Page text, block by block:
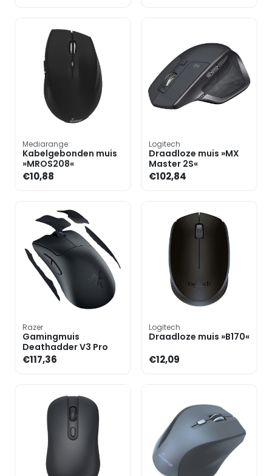
Mediarange
Kabelgebonden muis
»MROS208«
€10,88
Logitech
Draadloze muis »MX
Master 2S«
€102,84
Razer
Gamingmuis
Deathadder V3 Pro
€117,36
Logitech
Draadloze muis »B170«
€12,09